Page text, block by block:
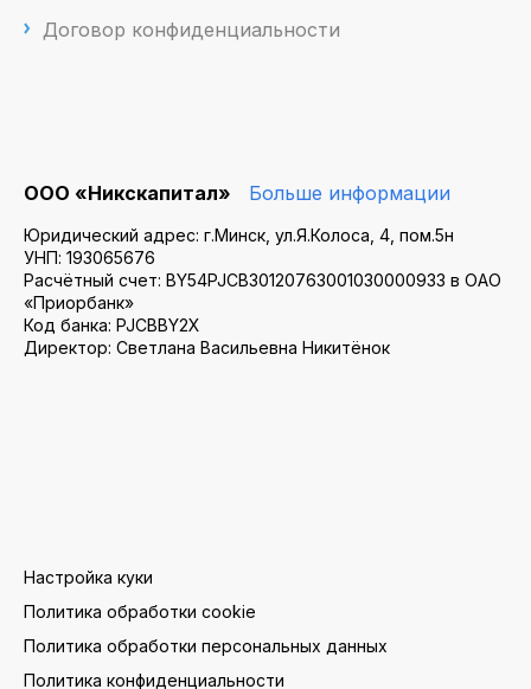
Договор конфиденциальности
ООО «Никскапитал» Больше информации
Юридический адрес: г.Минск, ул.Я.Колоса, 4, пом.5н
УНП: 193065676
Расчётный счет: BY54PJCB30120763001030000933 в ОАО
«Приорбанк»
Код банка: PJCBBY2X
Директор: Светлана Васильевна Никитёнок
Настройка куки
Политика обработки cookie
Политика обработки персональных данных
Политика конфиденциальности